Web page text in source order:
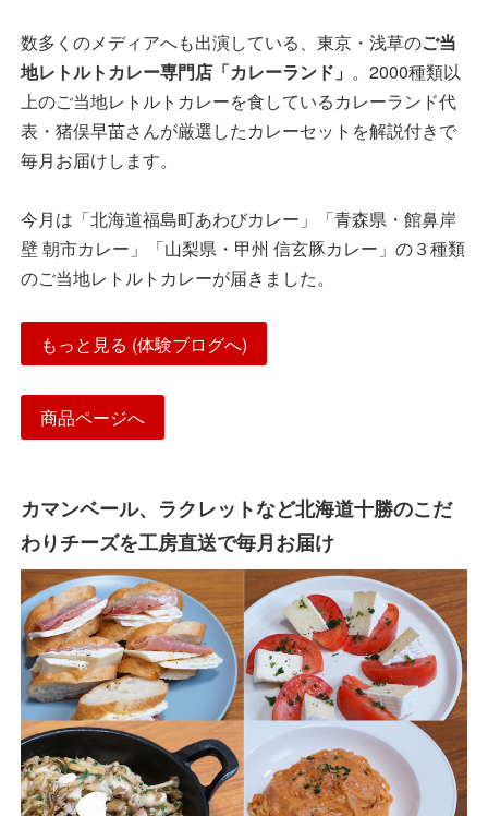
数多くのメディアへも出演している、東京・浅草のご当
地レトルトカレー専門店「カレーランド」 。2000種類以
上のご当地レトルトカレーを食しているカレーランド代
表・猪俣早苗さんが厳選したカレーセットを解説付きで
毎月お届けします。
今月は「北海道福島町あわびカレー」「青森県・館鼻岸
壁 朝市カレー」「山梨県・甲州 信玄豚カレー」の３種類
のご当地レトルトカレーが届きました。
もっと見る (体験ブログへ)
商品ページへ
カマンベール、ラクレットなど北海道十勝のこだ
わりチーズを工房直送で毎月お届け